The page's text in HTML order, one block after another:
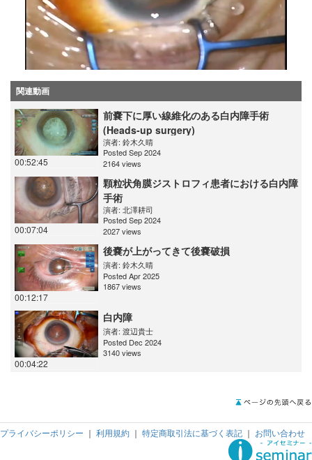
関連動画
00:52:45
前嚢下に厚い線維化のある白内障手術
(Heads-up surgery)
演者: 鈴木久晴
Posted Sep 2024
2164 views
00:07:04
顆粒状角膜ジストロフィ患者における白内障
手術
演者: 北澤耕司
Posted Sep 2024
2027 views
00:12:17
後嚢が上がってきて後嚢破損
演者: 鈴木久晴
Posted Apr 2025
1867 views
00:04:22
白内障
演者: 渡辺貴士
Posted Dec 2024
3140 views
プライバシーポリシー ｜ 利用規約 ｜ 特定商取引法に基づく表記 ｜ お問い合わせ